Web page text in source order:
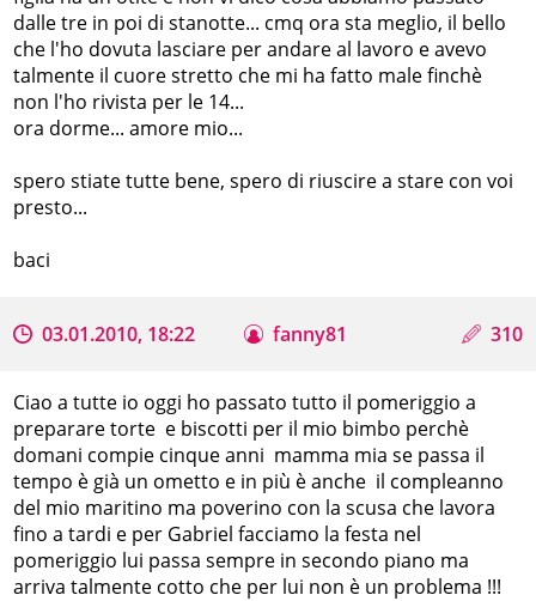
dalle tre in poi di stanotte... cmq ora sta meglio, il bello
che l'ho dovuta lasciare per andare al lavoro e avevo
talmente il cuore stretto che mi ha fatto male finchè
non l'ho rivista per le 14...
ora dorme... amore mio...
spero stiate tutte bene, spero di riuscire a stare con voi
presto...
baci
03.01.2010, 18:22 fanny81 310
Ciao a tutte io oggi ho passato tutto il pomeriggio a
preparare torte e biscotti per il mio bimbo perchè
domani compie cinque anni mamma mia se passa il
tempo è già un ometto e in più è anche il compleanno
del mio maritino ma poverino con la scusa che lavora
fino a tardi e per Gabriel facciamo la festa nel
pomeriggio lui passa sempre in secondo piano ma
arriva talmente cotto che per lui non è un problema !!!